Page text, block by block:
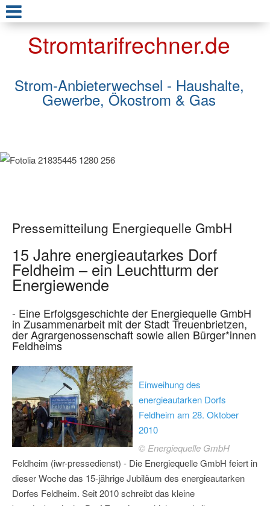
Stromtarifrechner.de
Strom-Anbieterwechsel - Haushalte,
Gewerbe, Ökostrom & Gas
Pressemitteilung Energiequelle GmbH
15 Jahre energieautarkes Dorf
Feldheim – ein Leuchtturm der
Energiewende
- Eine Erfolgsgeschichte der Energiequelle GmbH
in Zusammenarbeit mit der Stadt Treuenbrietzen,
der Agrargenossenschaft sowie allen Bürger*innen
Feldheims
Einweihung des
energieautarken Dorfs
Feldheim am 28. Oktober
2010
© Energiequelle GmbH
Feldheim (iwr-pressedienst) - Die Energiequelle GmbH feiert in
dieser Woche das 15-jährige Jubiläum des energieautarken
Dorfes Feldheim. Seit 2010 schreibt das kleine